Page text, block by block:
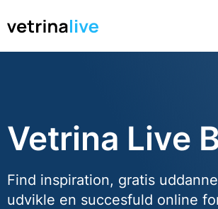
Vetrina Live
Find inspiration, gratis
udvikle en succesfuld online